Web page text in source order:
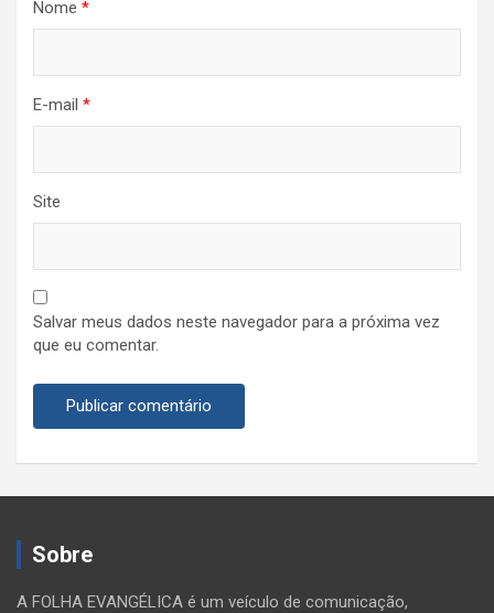
Nome *
E-mail *
Site
Salvar meus dados neste navegador para a próxima vez
que eu comentar.
Sobre
A FOLHA EVANGÉLICA é um veículo de comunicação,